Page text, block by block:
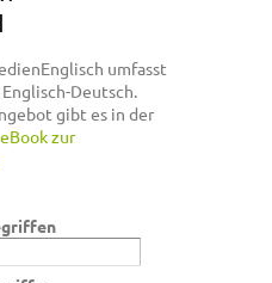
umfasst
Deutsch.
gibt es in der
eBook zur